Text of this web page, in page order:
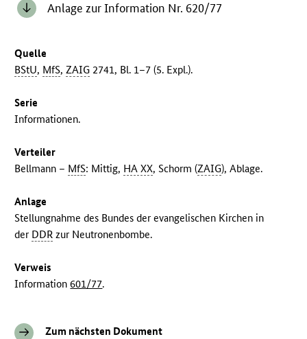
Anlage zur Information Nr. 620/77
Quelle
BStU, MfS,ZAIG 2741, Bl. 1–7 (5. Expl.).
Serie
Informationen.
Verteiler
Bellmann – MfS: Mittig, HA XX, Schorm (ZAIG), Ablage.
Anlage
Stellungnahme des Bundes der evangelischen Kirchen in
der DDR zur Neutronenbombe.
Verweis
Information601/77.
Zum nächsten Dokument